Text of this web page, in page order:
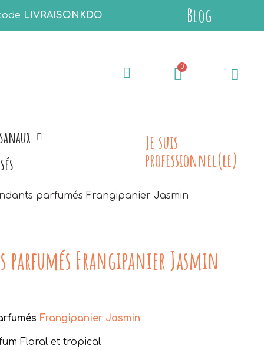
LIVRAISONKDO Blog
Je suis
professionnel(le)
parfumés Frangipanier Jasmin
parfumés Frangipanier Jasmin
Frangipanier Jasmin
Floral et tropical